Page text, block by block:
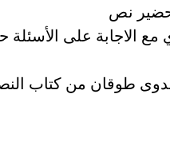
نص
طوقان من كتاب